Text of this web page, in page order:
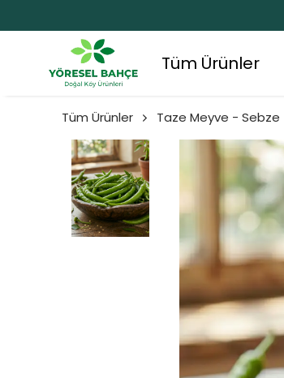
Tüm Ürünler
Tüm Ürünler Taze Meyve - Sebze